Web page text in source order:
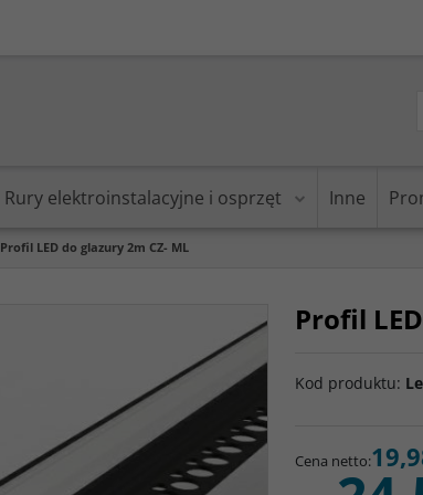
Rury elektroinstalacyjne i osprzęt Inne
Profil LED do glazury 2m CZ- ML
Profil
Kod produktu:
Cena netto: